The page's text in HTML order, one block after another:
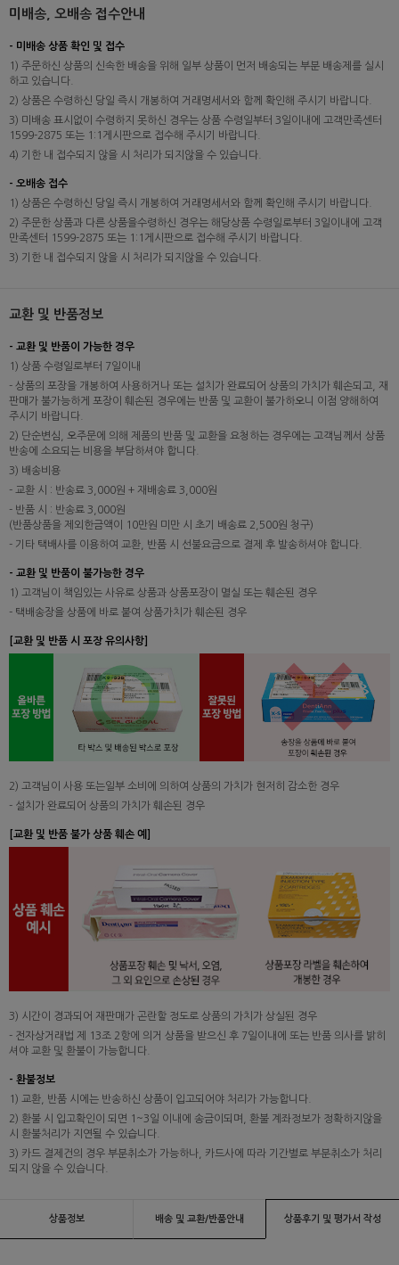
미배송, 오배송 접수안내
- 미배송 상품 확인 및 접수
1) 주문하신 상품의 신속한 배송을 위해 일부 상품이 먼저 배송되는 부분 배송제를 실시
하고 있습니다.
2) 상품은 수령하신 당일 즉시 개봉하여 거래명세서와 함께 확인해 주시기 바랍니다.
3) 미배송 표시없이 수령하지 못하신 경우는 상품 수령일부터 3일이내에 고객만족센터
1599-2875 또는 1:1게시판으로 접수해 주시기 바랍니다.
4) 기한 내 접수되지 않을 시 처리가 되지않을 수 있습니다.
- 오배송 접수
1) 상품은 수령하신 당일 즉시 개봉하여 거래명세서와 함께 확인해 주시기 바랍니다.
2) 주문한 상품과 다른 상품을수령하신 경우는 해당상품 수령일로부터 3일이내에 고객
만족센터 1599-2875 또는 1:1게시판으로 접수해 주시기 바랍니다.
3) 기한 내 접수되지 않을 시 처리가 되지않을 수 있습니다.
교환 및 반품정보
- 교환 및 반품이 가능한 경우
1) 상품 수령일로부터 7일이내
- 상품의 포장을 개봉하여 사용하거나 또는 설치가 완료되어 상품의 가치가 훼손되고, 재
판매가 불가능하게 포장이 훼손된 경우에는 반품 및 교환이 불가하오니 이점 양해하여
주시기 바랍니다.
2) 단순변심, 오주문에 의해 제품의 반품 및 교환을 요청하는 경우에는 고객님께서 상품
반송에 소요되는 비용을 부담하셔야 합니다.
3) 배송비용
- 교환 시 : 반송료 3,000원 + 재배송료 3,000원
- 반품 시 : 반송료 3,000원
(반품상품을 제외한금액이 10만원 미만 시 초기 배송료 2,500원 청구)
- 기타 택배사를 이용하여 교환, 반품 시 선불요금으로 결제 후 발송하셔야 합니다.
- 교환 및 반품이 불가능한 경우
1) 고객님이 책임있는 사유로 상품과 상품포장이 멸실 또는 훼손된 경우
- 택배송장을 상품에 바로 붙여 상품가치가 훼손된 경우
[교환 및 반품 시 포장 유의사항]
2) 고객님이 사용 또는일부 소비에 의하여 상품의 가치가 현저히 감소한 경우
- 설치가 완료되어 상품의 가치가 훼손된 경우
[교환 및 반품 불가 상품 훼손 예]
3) 시간이 경과되어 재판매가 곤란할 정도로 상품의 가치가 상실된 경우
- 전자상거래법 제 13조 2항에 의거 상품을 받으신 후 7일이내에 또는 반품 의사를 밝히
셔야 교환 및 환불이 가능합니다.
- 환불정보
1) 교환, 반품 시에는 반송하신 상품이 입고되어야 처리가 가능합니다.
2) 환불 시 입고확인이 되면 1~3일 이내에 송금이되며, 환불 계좌정보가 정확하지않을
시 환불처리가 지연될 수 있습니다.
3) 카드 결제건의 경우 부분취소가 가능하나, 카드사에 따라 기간별로 부분취소가 처리
되지 않을 수 있습니다.
상품정보 배송 및 교환/반품안내 상품후기 및 평가서 작성